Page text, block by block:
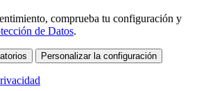
comprueba tu configuración y
de Datos.
Personalizar la configuración